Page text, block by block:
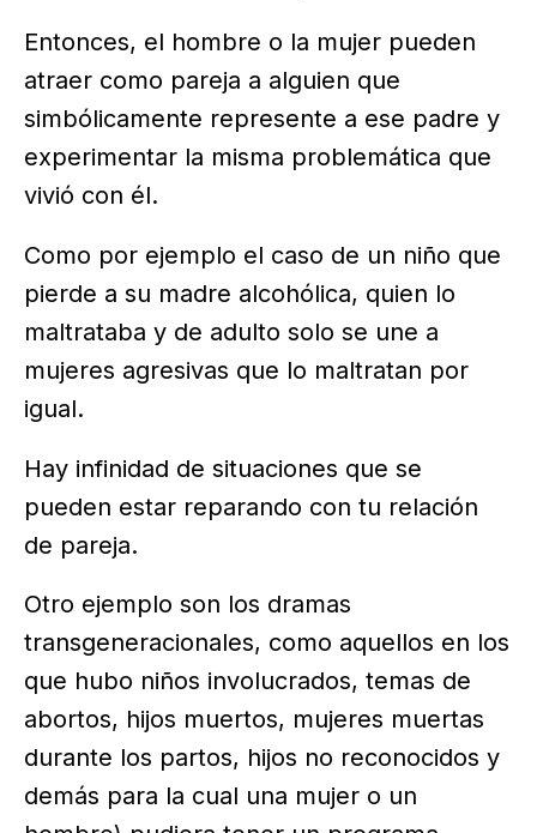
Entonces, el hombre o la mujer pueden
atraer como pareja a alguien que
simbólicamente represente a ese padre y
experimentar la misma problemática que
vivió con él.
Como por ejemplo el caso de un niño que
pierde a su madre alcohólica, quien lo
maltrataba y de adulto solo se une a
mujeres agresivas que lo maltratan por
igual.
Hay infinidad de situaciones que se
pueden estar reparando con tu relación
de pareja.
Otro ejemplo son los dramas
transgeneracionales, como aquellos en los
que hubo niños involucrados, temas de
abortos, hijos muertos, mujeres muertas
durante los partos, hijos no reconocidos y
demás para la cual una mujer o un